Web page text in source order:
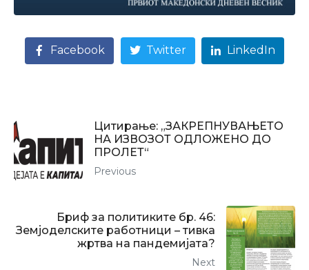
Facebook Twitter LinkedIn
Цитирање: „ЗАКРЕПНУВАЊЕТО
НА ИЗВОЗОТ ОДЛОЖЕНО ДО
ПРОЛЕТ“
Previous
Бриф за политиките бр. 46:
Земјоделските работници – тивка
жртва на пандемијата?
Next